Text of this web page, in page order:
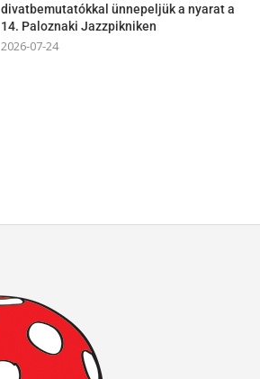
divatbemutatókkal ünnepeljük a nyarat a
14. Paloznaki Jazzpikniken
2026-07-24